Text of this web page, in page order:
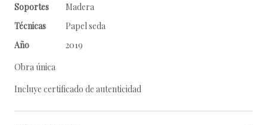
Soportes
Madera
Técnicas
Papel seda
Año
2019
Obra única
Incluye certificado de autenticidad